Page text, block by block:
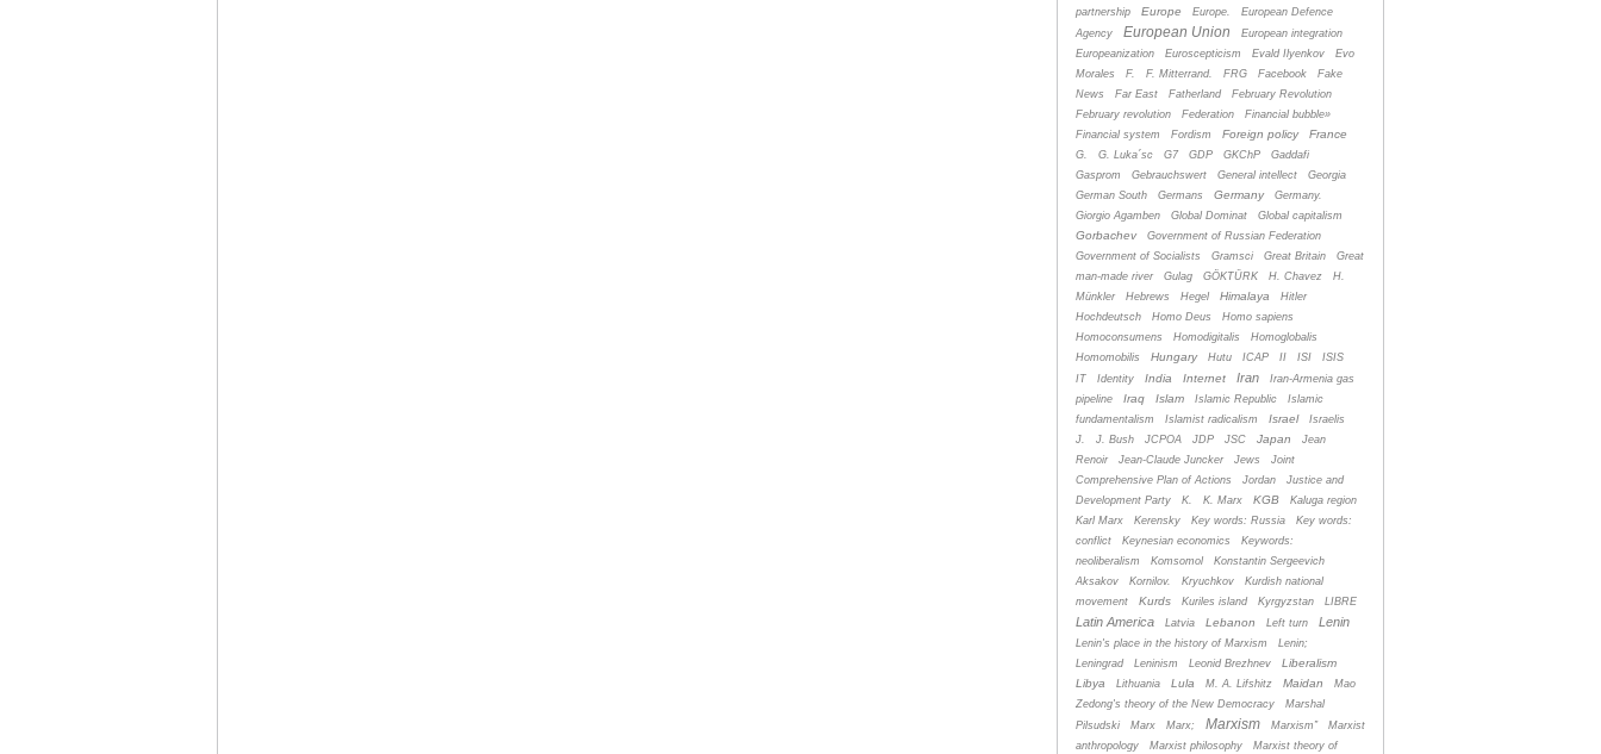
partnership
Europe Europe.
European Defence
Agency
European Union
European integration
Europeanization
Euroscepticism Evald Ilyenkov
Evo
Morales
F. F. Mitterrand. FRG Facebook
Fake
News
Far East Fatherland
February Revolution
February revolution
Federation
Financial bubble»
Financial system
Fordism Foreign policy France
G. G. Luka´sc G7 GDP GKChP
Gaddafi
Gasprom
Gebrauchswert General intellect
Georgia
German South
Germans Germany
Germany.
Giorgio Agamben
Global Dominat Global capitalism
Gorbachev
Government of Russian Federation
Government of Socialists
Gramsci Great Britain
Great
man-made river
Gulag GÖKTÜRK H. Chavez
H.
Münkler
Hebrews Hegel Himalaya
Hitler
Hochdeutsch
Homo Deus
Homo sapiens
Homoconsumens
Homodigitalis
Homoglobalis
Homomobilis
Hungary Hutu ICAP II ISI
ISIS
IT
Identity India Internet Iran
Iran-Armenia gas
pipeline
Iraq Islam Islamic Republic
Islamic
fundamentalism
Islamist radicalism Israel
Israelis
J.
J. Bush JCPOA JDP JSC Japan
Jean
Renoir
Jean-Claude Juncker Jews
Joint
Comprehensive Plan of Actions
Jordan
Justice and
Development Party
K. K. Marx KGB
Kaluga region
Karl Marx
Kerensky Key words: Russia
Key words:
conflict
Keynesian economics
Keywords:
neoliberalism
Komsomol
Konstantin Sergeevich
Aksakov
Kornilov. Kryuchkov
Kurdish national
movement
Kurds Kuriles island Kyrgyzstan LIBRE
Latin America Latvia Lebanon Left turn Lenin
Lenin's place in the history of Marxism
Lenin;
Leningrad
Leninism Leonid Brezhnev
Liberalism
Libya
Lithuania Lula M. A. Lifshitz Maidan
Mao
Zedong's theory of the New Democracy
Marshal
Pilsudski
Marx Marx; Marxism Marxism”
Marxist
anthropology
Marxist philosophy
Marxist theory of